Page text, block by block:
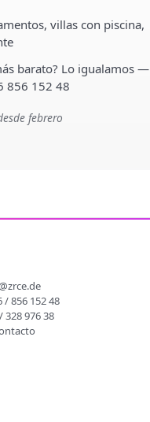
villas con piscina,
barato? Lo igualamos —
856 152 48
febrero
/ 856 152 48
328 976 38